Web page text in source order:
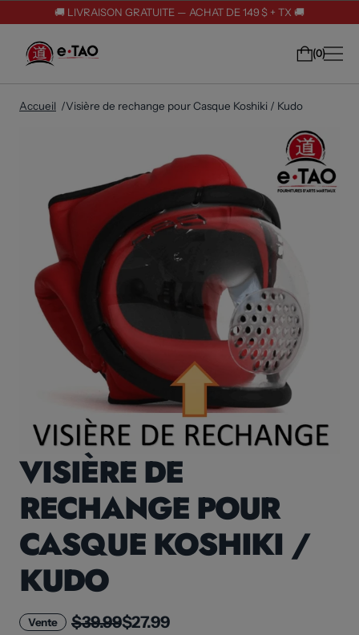
🚚 LIVRAISON GRATUITE — ACHAT DE 149 $ + TX 🚚
0
Accueil Visière de rechange pour Casque Koshiki / Kudo
VISIÈRE DE
RECHANGE POUR
CASQUE KOSHIKI /
KUDO
Vente $39.99$27.99